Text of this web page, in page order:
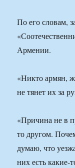
По его словам,
Армении.
«Никто армян,
не тянет их за
«Причина не в
то другом.
думаю, что
них есть